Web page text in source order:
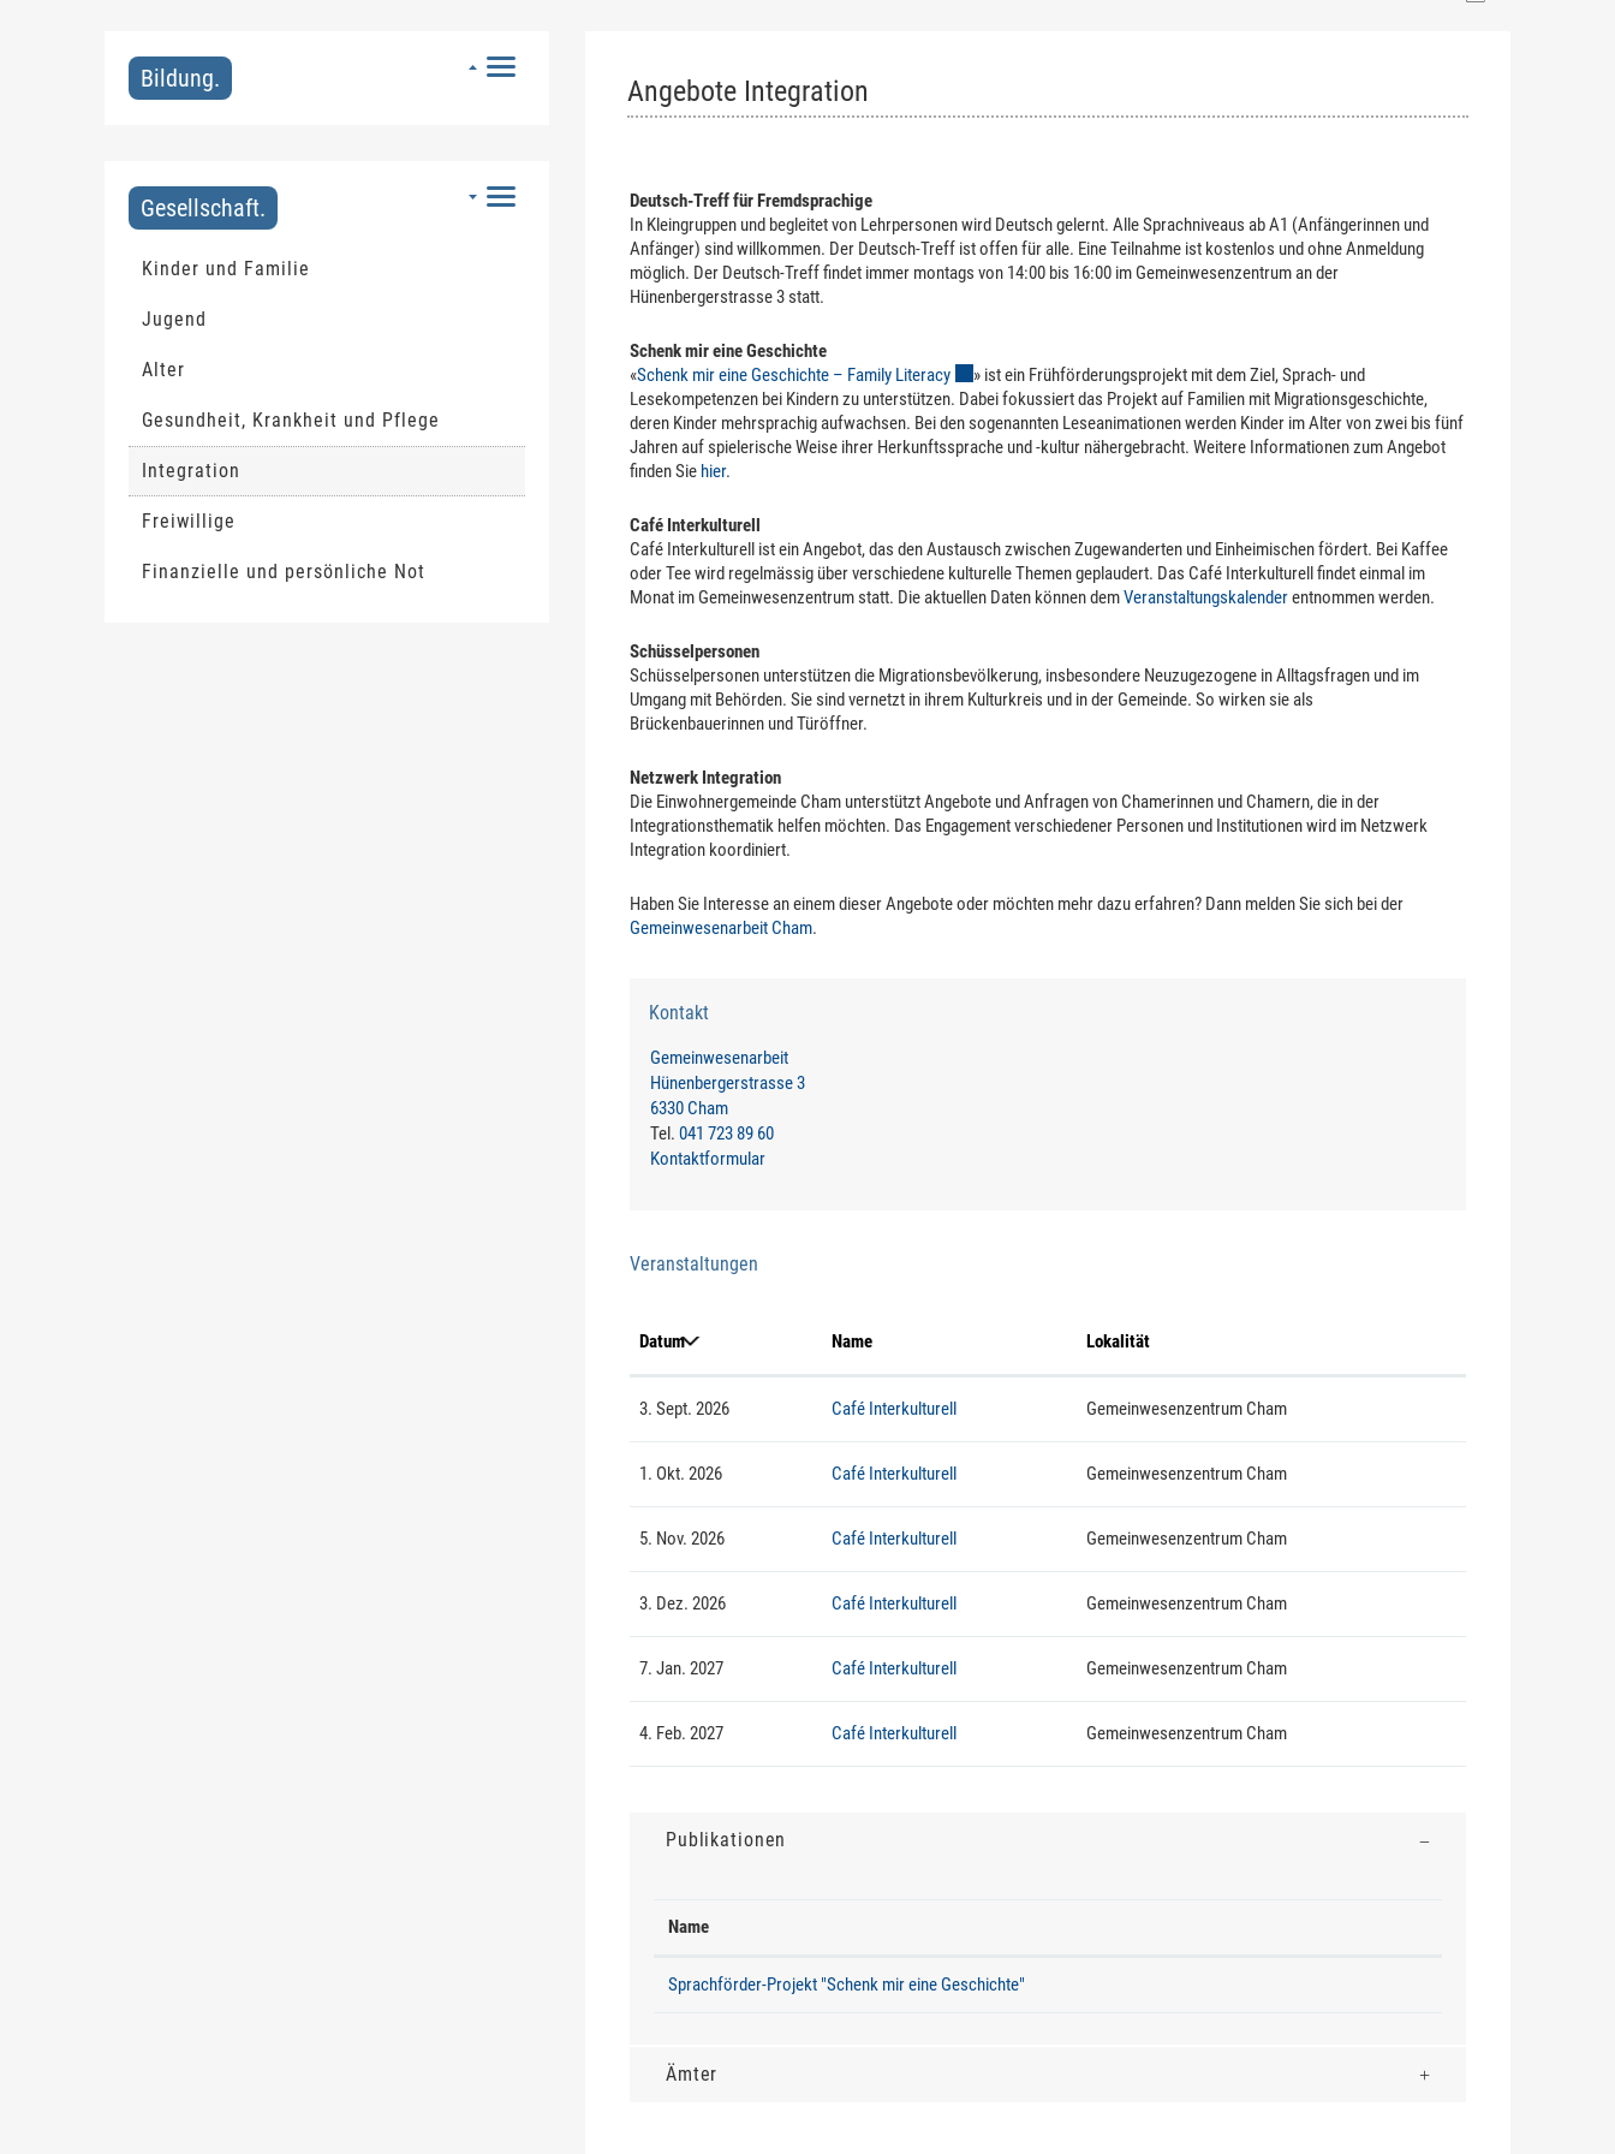
Bildung.
Gesellschaft.
Kinder und Familie
Jugend
Alter
Gesundheit, Krankheit und Pflege
Integration
Freiwillige
Finanzielle und persönliche Not
Angebote Integration
Deutsch-Treff für Fremdsprachige
In Kleingruppen und begleitet von Lehrpersonen wird Deutsch gelernt. Alle Sprachniveaus ab A1 (Anfängerinnen und
Anfänger) sind willkommen. Der Deutsch-Treff ist offen für alle. Eine Teilnahme ist kostenlos und ohne Anmeldung
möglich. Der Deutsch-Treff findet immer montags von 14:00 bis 16:00 im Gemeinwesenzentrum an der
Hünenbergerstrasse 3 statt.
Schenk mir eine Geschichte
«Schenk mir eine Geschichte – Family Literacy Externer Link wird in einem neuen Fenster geöffnet.
» ist ein Frühförderungsprojekt mit dem Ziel, Sprach- und
Lesekompetenzen bei Kindern zu unterstützen. Dabei fokussiert das Projekt auf Familien mit Migrationsgeschichte,
deren Kinder mehrsprachig aufwachsen. Bei den sogenannten Leseanimationen werden Kinder im Alter von zwei bis fünf
Jahren auf spielerische Weise ihrer Herkunftssprache und -kultur nähergebracht. Weitere Informationen zum Angebot
finden Sie hier.
Café Interkulturell
Café Interkulturell ist ein Angebot, das den Austausch zwischen Zugewanderten und Einheimischen fördert. Bei Kaffee
oder Tee wird regelmässig über verschiedene kulturelle Themen geplaudert. Das Café Interkulturell findet einmal im
Monat im Gemeinwesenzentrum statt. Die aktuellen Daten können demVeranstaltungskalenderentnommen werden.
Schüsselpersonen
Schüsselpersonen unterstützen die Migrationsbevölkerung, insbesondere Neuzugezogene in Alltagsfragen und im
Umgang mit Behörden. Sie sind vernetzt in ihrem Kulturkreis und in der Gemeinde. So wirken sie als
Brückenbauerinnen und Türöffner.
Netzwerk Integration
Die Einwohnergemeinde Cham unterstützt Angebote und Anfragen von Chamerinnen und Chamern, die in der
Integrationsthematik helfen möchten. Das Engagement verschiedener Personen und Institutionen wird im Netzwerk
Integration koordiniert.
Haben Sie Interesse an einem dieser Angebote oder möchten mehr dazu erfahren? Dann melden Sie sich bei der
Gemeinwesenarbeit Cham.
Kontakt
Gemeinwesenarbeit
Hünenbergerstrasse 3
6330 Cham
Tel. 041 723 89 60
Kontaktformular
Veranstaltungen
Datum Name Lokalität
3. Sept. 2026 Café Interkulturell Gemeinwesenzentrum Cham
1. Okt. 2026 Café Interkulturell Gemeinwesenzentrum Cham
5. Nov. 2026 Café Interkulturell Gemeinwesenzentrum Cham
3. Dez. 2026 Café Interkulturell Gemeinwesenzentrum Cham
7. Jan. 2027 Café Interkulturell Gemeinwesenzentrum Cham
4. Feb. 2027 Café Interkulturell Gemeinwesenzentrum Cham
Zugehörige Objekte
Publikationen
Name
Sprachförder-Projekt "Schenk mir eine Geschichte"
Ämter